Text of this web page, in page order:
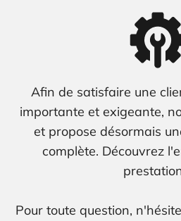
Afin de satisfaire une
importante et exigeante,
et propose désormais
complète. Découvrez
Pour toute question,